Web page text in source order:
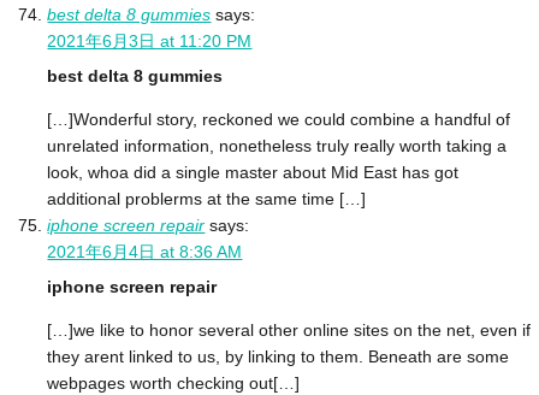
best delta 8 gummies says:
2021年6月3日 at 11:20 PM
best delta 8 gummies
[…]Wonderful story, reckoned we could combine a handful of
unrelated information, nonetheless truly really worth taking a
look, whoa did a single master about Mid East has got
additional problerms at the same time […]
iphone screen repair says:
2021年6月4日 at 8:36 AM
iphone screen repair
[…]we like to honor several other online sites on the net, even if
they arent linked to us, by linking to them. Beneath are some
webpages worth checking out[…]